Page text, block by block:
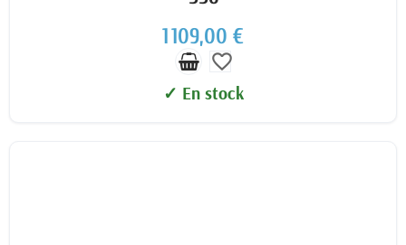
1 109,00 €
favorite_border
✓ En stock